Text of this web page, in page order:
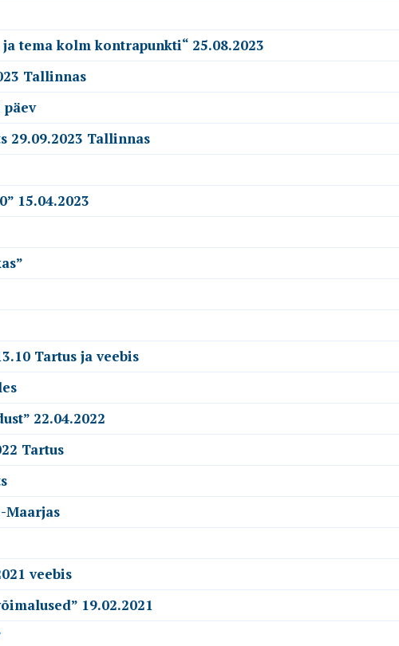
tema kolm kontrapunkti“ 25.08.2023
Tallinnas
päev
29.09.2023 Tallinnas
15.04.2023
Tartus ja veebis
22.04.2022
Tartus
Maarjas
veebis
19.02.2021